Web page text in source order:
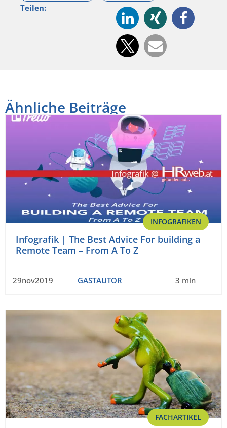
Teilen:
Ähnliche Beiträge
INFOGRAFIKEN
Infografik | The Best Advice For building a
Remote Team – From A To Z
29nov2019 GASTAUTOR 3 min
FACHARTIKEL